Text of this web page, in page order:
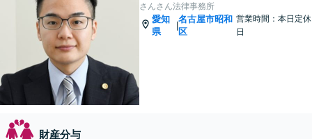
さんさん法律事務所
愛知
県
|
名古屋市昭和
区
営業時間：本日定休
日
財産分与